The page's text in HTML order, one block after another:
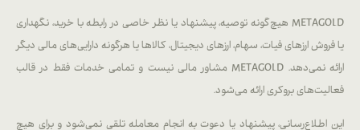
METAGOLD هیچ‌گونه توصیه، پیشنهاد یا نظر خاصی در رابطه با خرید، نگهداری
یا فروش ارزهای فیات، سهام، ارزهای دیجیتال، کالاها یا هرگونه دارایی‌های مالی دیگر
ارائه نمی‌دهد. METAGOLD مشاور مالی نیست و تمامی خدمات فقط در قالب
فعالیت‌های بروکری ارائه می‌شود.
این اطلاع‌رسانی، پیشنهاد یا دعوت به انجام معامله تلقی نمی‌شود و برای هیچ